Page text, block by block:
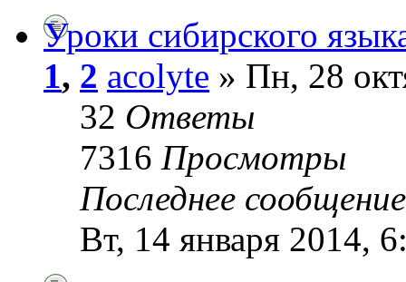
Уроки сибирского
1, 2 acolyte » Пн, 28
32 Ответы
7316 Просмотры
Последнее
Вт, 14 января 2014,